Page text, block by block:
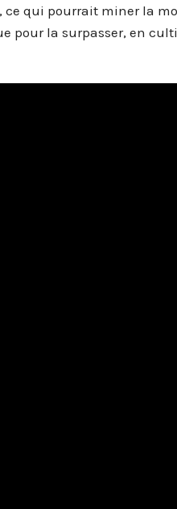
qui pourrait miner la
pour la surpasser, en